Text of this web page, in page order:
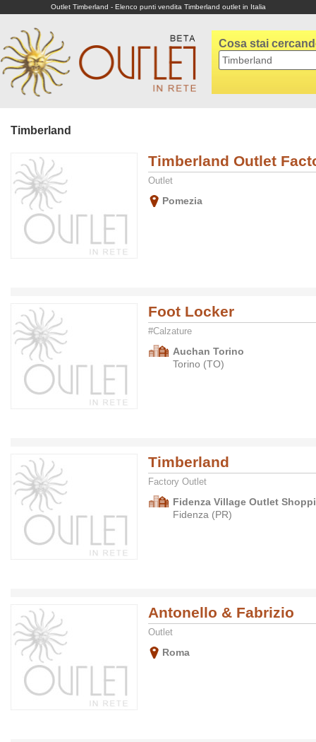
Outlet Timberland - Elenco punti vendita Timberland outlet in Italia
Cosa stai
Timberland
Timberland Outlet
Outlet
Pomezia
Foot Locker
#Calzature
Auchan Torino
Torino (TO)
Timberland
Factory Outlet
Fidenza Village Outlet
Fidenza (PR)
Antonello & Fabrizio
Outlet
Roma